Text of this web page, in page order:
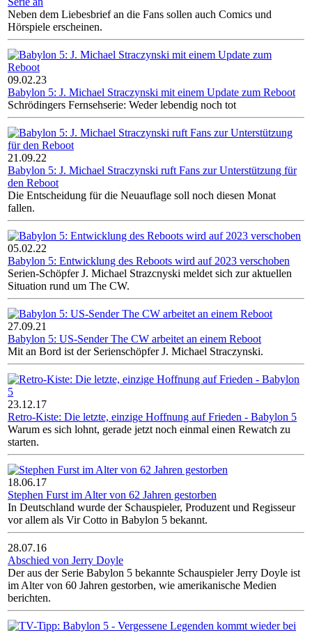
Neben dem Liebesbrief an die Fans sollen auch Comics und
Hörspiele erscheinen.
09.02.23
Babylon 5: J. Michael Straczynski mit einem Update zum Reboot
Schrödingers Fernsehserie: Weder lebendig noch tot
21.09.22
Babylon 5: J. Michael Straczynski ruft Fans zur Unterstützung für
den Reboot
Die Entscheidung für die Neuauflage soll noch diesen Monat
fallen.
05.02.22
Babylon 5: Entwicklung des Reboots wird auf 2023 verschoben
Serien-Schöpfer J. Michael Strazcnyski meldet sich zur aktuellen
Situation rund um The CW.
27.09.21
Babylon 5: US-Sender The CW arbeitet an einem Reboot
Mit an Bord ist der Serienschöpfer J. Michael Straczynski.
23.12.17
Retro-Kiste: Die letzte, einzige Hoffnung auf Frieden - Babylon 5
Warum es sich lohnt, gerade jetzt noch einmal einen Rewatch zu
starten.
18.06.17
Stephen Furst im Alter von 62 Jahren gestorben
In Deutschland wurde der Schauspieler, Produzent und Regisseur
vor allem als Vir Cotto in Babylon 5 bekannt.
28.07.16
Abschied von Jerry Doyle
Der aus der Serie Babylon 5 bekannte Schauspieler Jerry Doyle ist
im Alter von 60 Jahren gestorben, wie amerikanische Medien
berichten.